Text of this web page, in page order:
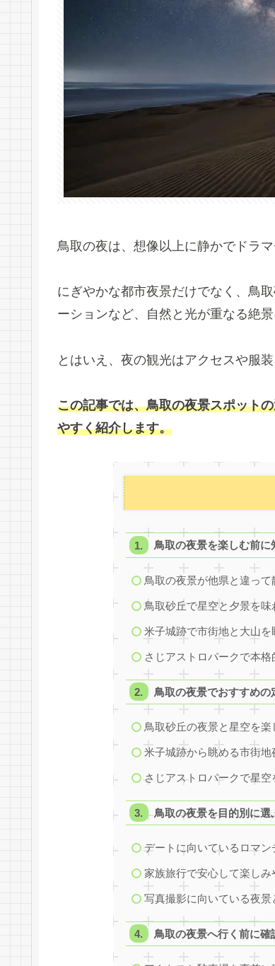
鳥取の夜は、想像以上に静かでドラマ
にぎやかな都市夜景だけでなく、鳥
ーションなど、自然と光が重なる絶景
とはいえ、夜の観光はアクセスや服
この記事では、鳥取の夜景スポット
やすく紹介します。
鳥取の夜景を楽しむ前に
鳥取の夜景が他県と違っ
鳥取砂丘で星空と夕景を味
米子城跡で市街地と大山を
さじアストロパークで本
鳥取の夜景でおすすめの
鳥取砂丘の夜景と星空を楽
米子城跡から眺める市街地
さじアストロパークで星
鳥取の夜景を目的別に選
デートに向いているロマン
家族旅行で安心して楽しみ
写真撮影に向いている夜景
鳥取の夜景へ行く前に確